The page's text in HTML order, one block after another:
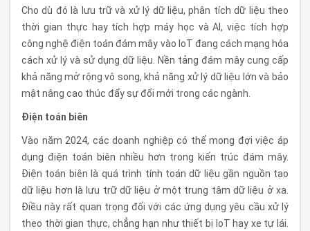
Cho dù đó là lưu trữ và xử lý dữ liệu, phân tích dữ liệu theo
thời gian thực hay tích hợp máy học và AI, việc tích hợp
công nghệ điện toán đám mây vào IoT đang cách mạng hóa
cách xử lý và sử dụng dữ liệu. Nền tảng đám mây cung cấp
khả năng mở rộng vô song, khả năng xử lý dữ liệu lớn và bảo
mật nâng cao thúc đẩy sự đổi mới trong các ngành.
Điện toán biên
Vào năm 2024, các doanh nghiệp có thể mong đợi việc áp
dụng điện toán biên nhiều hơn trong kiến trúc đám mây.
Điện toán biên là quá trình tính toán dữ liệu gần nguồn tạo
dữ liệu hơn là lưu trữ dữ liệu ở một trung tâm dữ liệu ở xa.
Điều này rất quan trọng đối với các ứng dụng yêu cầu xử lý
theo thời gian thực, chẳng hạn như thiết bị IoT hay xe tự lái.